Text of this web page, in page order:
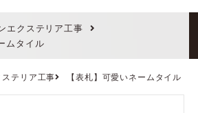
エクステリア工事
ムタイル
テリア工事 【表札】可愛いネームタイル